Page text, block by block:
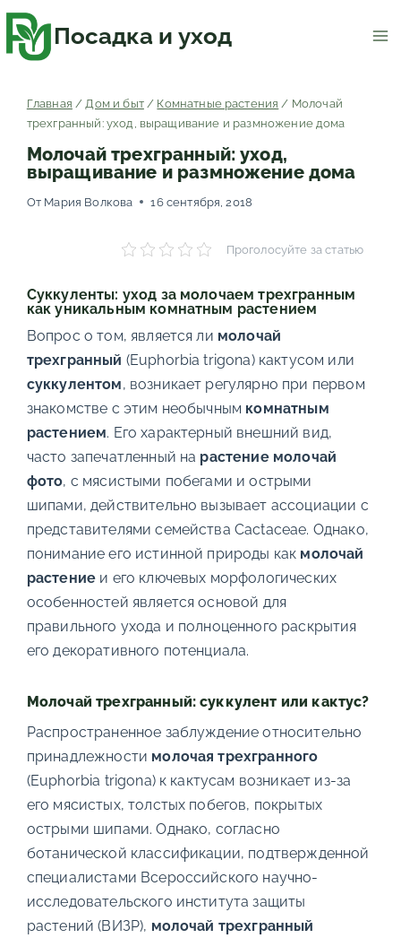
содержимомуПосадка и уход
Главная / Дом и быт / Комнатные растения / Молочай
трехгранный: уход, выращивание и размножение дома
Молочай трехгранный: уход,
выращивание и размножение дома
От Мария Волкова 16 сентября, 2018
Проголосуйте за статью
Суккуленты: уход за молочаем трехгранным
как уникальным комнатным растением
Вопрос о том, является ли молочай
трехгранный (Euphorbia trigona) кактусом или
суккулентом, возникает регулярно при первом
знакомстве с этим необычным комнатным
растением. Его характерный внешний вид,
часто запечатленный на растение молочай
фото, с мясистыми побегами и острыми
шипами, действительно вызывает ассоциации с
представителями семейства Cactaceae. Однако,
понимание его истинной природы как молочай
растение и его ключевых морфологических
особенностей является основой для
правильного ухода и полноценного раскрытия
его декоративного потенциала.
Молочай трехгранный: суккулент или кактус?
Распространенное заблуждение относительно
принадлежности молочая трехгранного
(Euphorbia trigona) к кактусам возникает из-за
его мясистых, толстых побегов, покрытых
острыми шипами. Однако, согласно
ботанической классификации, подтвержденной
специалистами Всероссийского научно-
исследовательского института защиты
растений (ВИЗР), молочай трехгранный